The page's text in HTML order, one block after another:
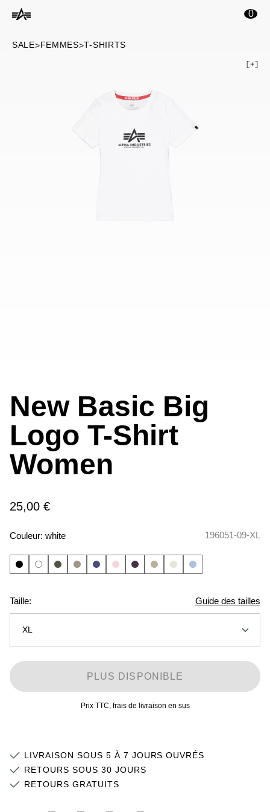
principal 0
SALE>FEMMES>T-SHIRTS
New Basic Big
Logo T-Shirt
Women
25,00 €
Couleur: white 196051-09-XL
Taille: Guide des tailles
XL
XS Stock faible
L
PLUS DISPONIBLE
Prix TTC, frais de livraison en sus
LIVRAISON SOUS 5 À 7 JOURS OUVRÉS
RETOURS SOUS 30 JOURS
RETOURS GRATUITS